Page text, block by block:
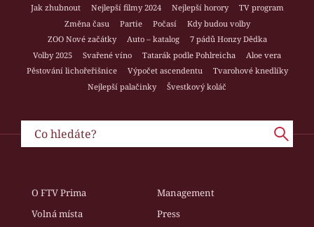
Jak zhubnout Nejlepší filmy 2024 Nejlepší horory
TV program
Změna času
Partie Počasí
Kdy budou volby
ZOO Nové začátky
Auto – katalog
7 pádů Honzy Dědka
Volby 2025
Svařené víno Tatarák podle Pohlreicha
Aloe vera
Pěstování lichořeřišnice
Výpočet ascendentu
Tvarohové knedlíky
Nejlepší palačinky
Švestkový koláč
O FTV Prima
Management
Volná místa
Press